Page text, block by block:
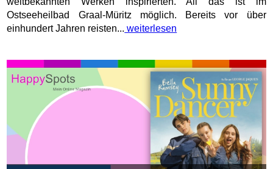
Ostseeheilbad Graal-Müritz möglich. Bereits vor über
einhundert Jahren reisten... weiterlesen